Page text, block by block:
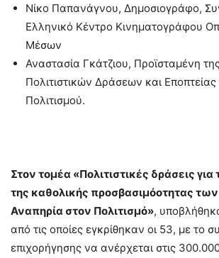
Νίκο Παπανάγνου, Δημοσιογράφο,
Ελληνικό Κέντρο Κινηματογράφου
Μέσων
Αναστασία Γκάτζιου, Προϊσταμένη
Πολιτιστικών Δράσεων και
Πολιτισμού.
Στον τομέα «Πολιτιστικές δράσεις
της καθολικής προσβασιμόοτητας των
Αναπηρία στον Πολιτισμό»,
από τις οποίες εγκρίθηκαν οι 53, με το
επιχορήγησης να ανέρχεται στις